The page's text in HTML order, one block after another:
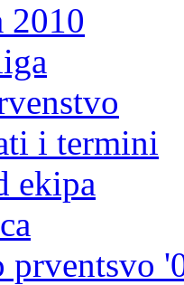
2010
i termini
ekipa
prventsvo